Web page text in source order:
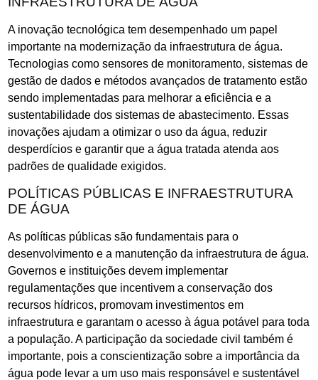
A inovação tecnológica tem desempenhado um papel
importante na modernização da infraestrutura de água.
Tecnologias como sensores de monitoramento, sistemas de
gestão de dados e métodos avançados de tratamento estão
sendo implementadas para melhorar a eficiência e a
sustentabilidade dos sistemas de abastecimento. Essas
inovações ajudam a otimizar o uso da água, reduzir
desperdícios e garantir que a água tratada atenda aos
padrões de qualidade exigidos.
POLÍTICAS PÚBLICAS E INFRAESTRUTURA
DE ÁGUA
As políticas públicas são fundamentais para o
desenvolvimento e a manutenção da infraestrutura de água.
Governos e instituições devem implementar
regulamentações que incentivem a conservação dos
recursos hídricos, promovam investimentos em
infraestrutura e garantam o acesso à água potável para toda
a população. A participação da sociedade civil também é
importante, pois a conscientização sobre a importância da
água pode levar a um uso mais responsável e sustentável